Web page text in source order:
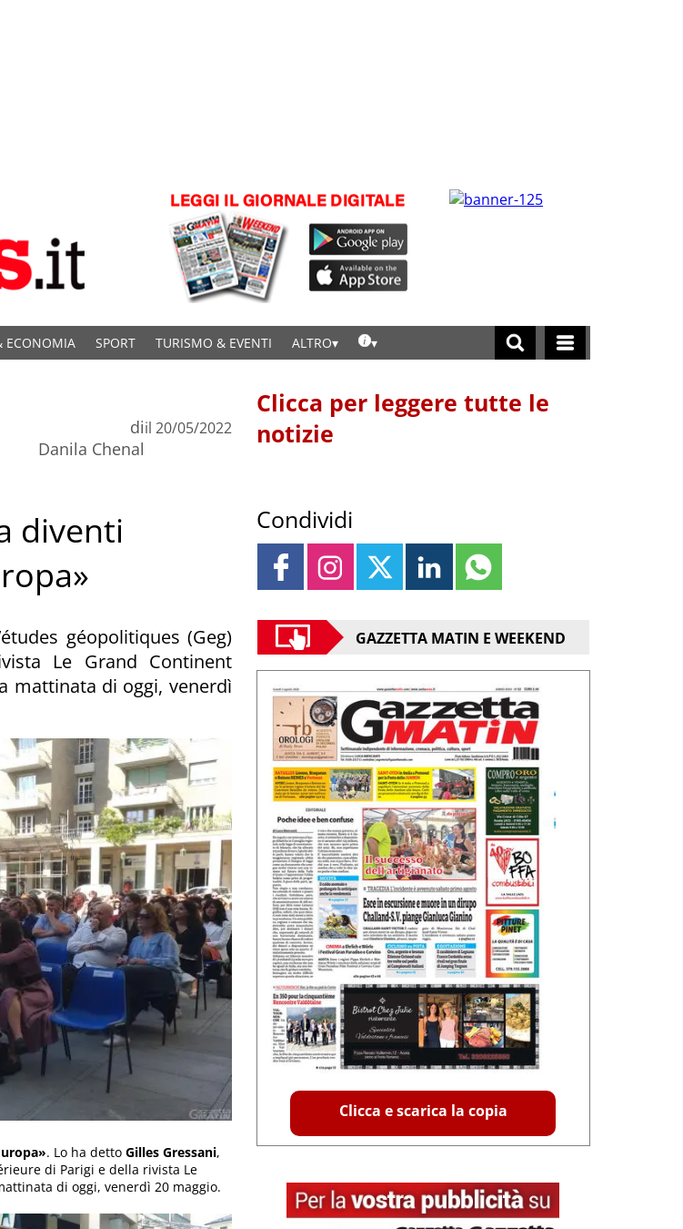
ECONOMIA SPORT TURISMO & EVENTI ALTRO
di
Danila Chenal
il 20/05/2022
diventi
géopolitiques (Geg)
Le Grand Continent
mattinata di oggi, venerdì
. Lo ha detto Gilles Gressani,
di Parigi e della rivista Le
di oggi, venerdì 20 maggio.
Clicca per leggere tutte le
notizie
Condividi
GAZZETTA MATIN E WEEKEND
Clicca e scarica la copia